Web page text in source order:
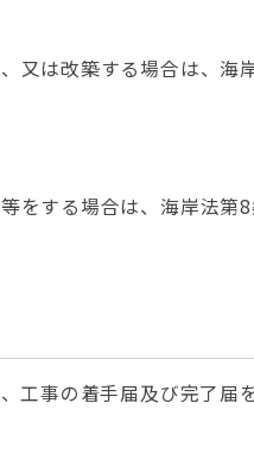
又は改築する場合は、
をする場合は、海岸法
事の着手届及び完了届